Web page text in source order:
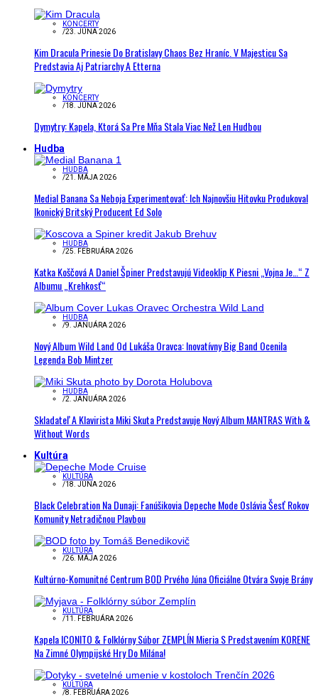
KONCERTY
/23. JÚNA 2026
Kim Dracula Prinesie Do Bratislavy Chaos Bez Hraníc. V Majesticu Sa
Predstavia Aj Patriarchy A Etterna
KONCERTY
/18. JÚNA 2026
Dymytry: Kapela, Ktorá Sa Pre Mňa Stala Viac Než Len Hudbou
Hudba
HUDBA
/21. MÁJA 2026
Medial Banana Sa Neboja Experimentovať: Ich Najnovšiu Hitovku Produkoval
Ikonický Britský Producent Ed Solo
HUDBA
/25. FEBRUÁRA 2026
Katka Koščová A Daniel Špiner Predstavujú Videoklip K Piesni „Vojna Je…“ Z
Albumu „Krehkosť“
HUDBA
/9. JANUÁRA 2026
Nový Album Wild Land Od Lukáša Oravca: Inovatívny Big Band Ocenila
Legenda Bob Mintzer
HUDBA
/2. JANUÁRA 2026
Skladateľ A Klavirista Miki Skuta Predstavuje Nový Album MANTRAS With &
Without Words
Kultúra
KULTÚRA
/18. JÚNA 2026
Black Celebration Na Dunaji: Fanúšikovia Depeche Mode Oslávia Šesť Rokov
Komunity Netradičnou Plavbou
KULTÚRA
/26. MÁJA 2026
Kultúrno-Komunitné Centrum BOD Prvého Júna Oficiálne Otvára Svoje Brány
KULTÚRA
/11. FEBRUÁRA 2026
Kapela ICONITO & Folklórny Súbor ZEMPLÍN Mieria S Predstavením KORENE
Na Zimné Olympijské Hry Do Milána!
KULTÚRA
/8. FEBRUÁRA 2026